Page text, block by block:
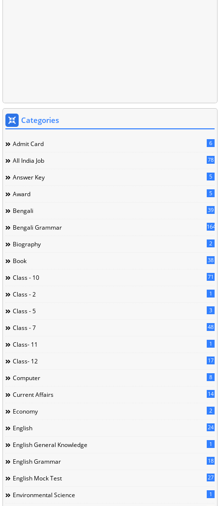
Categories
Admit Card 6
All India Job 78
Answer Key 5
Award 5
Bengali 39
Bengali Grammar 164
Biography 2
Book 38
Class - 10 71
Class - 2 1
Class - 5 3
Class - 7 48
Class- 11 1
Class- 12 17
Computer 8
Current Affairs 14
Economy 2
English 24
English General Knowledge 1
English Grammar 18
English Mock Test 27
Environmental Science 1